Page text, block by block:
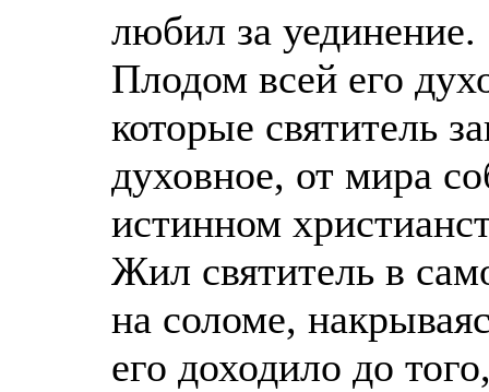
любил за уединение.
Плодом всей его
которые святитель
духовное, от мира
истинном
Жил святитель в
на соломе,
его доходило до